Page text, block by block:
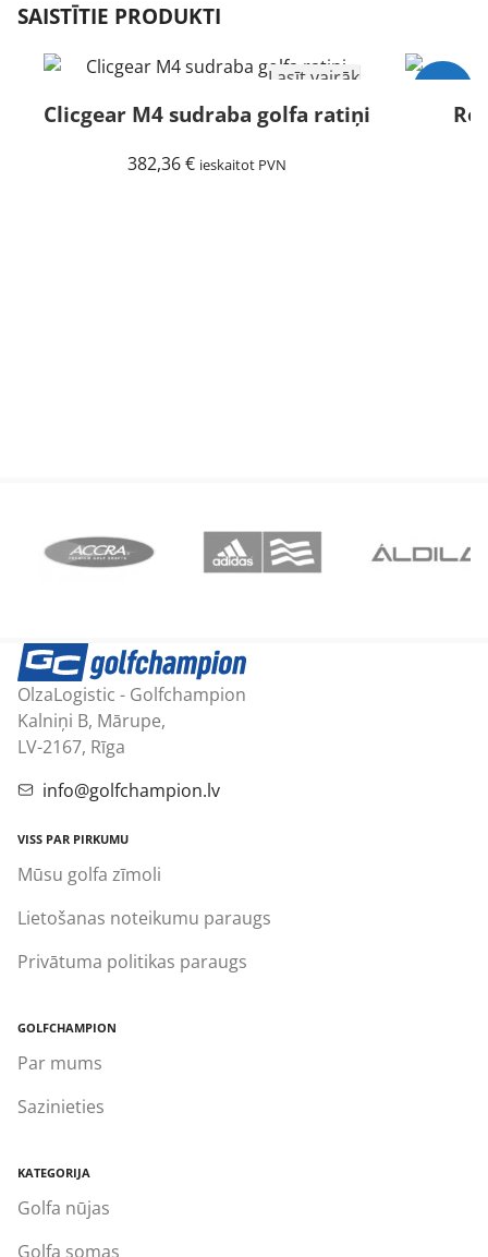
SAISTĪTIE PRODUKTI
Lasīt vairāk
Clicgear M4 sudraba golfa ratiņi
382,36€ ieskaitot PVN
OlzaLogistic - Golfchampion
Kalniņi B, Mārupe,
LV-2167, Rīga
info@golfchampion.lv
VISS PAR PIRKUMU
Mūsu golfa zīmoli
Lietošanas noteikumu paraugs
Privātuma politikas paraugs
GOLFCHAMPION
Par mums
Sazinieties
KATEGORIJA
Golfa nūjas
Golfa somas